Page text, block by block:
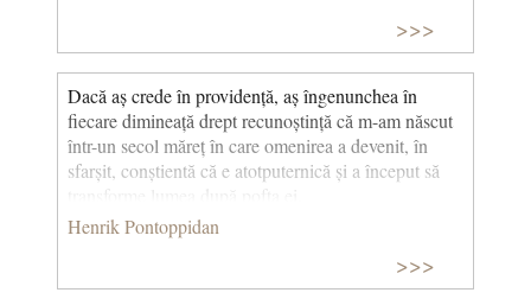
doar cea a materiei, ci și cea a timpului!” (Cea mai
frumoasă poveste din lume) © CCC
>>>
Dacă aș crede în providență, aș îngenunchea în
fiecare dimineață drept recunoștință că m-am născut
într-un secol măreț în care omenirea a devenit, în
sfarșit, conștientă că e atotputernică și a început să
Henrik Pontoppidan
>>>